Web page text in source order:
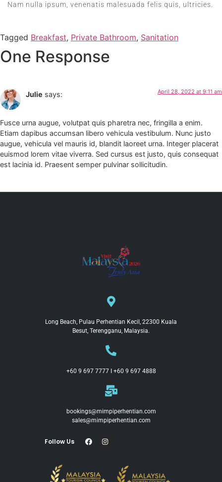
Nam nulla ipsum, venenatis malesuada felis quis, ultricies.
Tagged Breakfast, Private Bathroom, Sanitation
One Response
Julie says: April 28, 2022 at 9:11 am
Fusce urna augue, volutpat quis pharetra nec, fringilla a enim.
Etiam dapibus accumsan libero vehicula vestibulum. Nunc justo
augue, vehicula vel mauris id, blandit laoreet urna. Integer placerat
euismod lorem vitae viverra. Sed cursus est justo, quis consequat
est lacinia id. Praesent semper pulvinar sollicitudin.
Long Beach, Pulau Perhentian Kecil, 22300 Kuala
Besut, Terengganu, Malaysia.
+60 9 697 7777 I +60 9 697 4888
bookings@mimpiperhentian.com
sales@mimpiperhentian.com
Follow Us